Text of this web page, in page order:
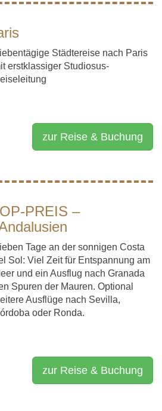
Städtereise nach Paris
erstklassiger Studiosus-
zur Reise & Buchung
PREIS –
Tage an der sonnigen Costa
Sol: Viel Zeit für Entspannung am
und ein Ausflug nach Granada
Spuren der Mauren. Optional
Ausflüge nach Sevilla,
oder Ronda.
zur Reise & Buchung